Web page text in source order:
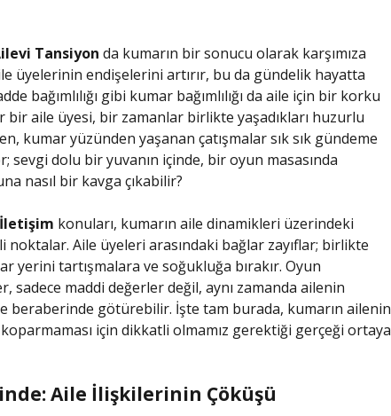
Tansiyon da kumarın bir sonucu olarak karşımıza
üyelerinin endişelerini artırır, bu da gündelik hayatta
bağımlılığı gibi kumar bağımlılığı da aile için bir korku
bir aile üyesi, bir zamanlar birlikte yaşadıkları huzurlu
kumar yüzünden yaşanan çatışmalar sık sık gündeme
sevgi dolu bir yuvanın içinde, bir oyun masasında
nasıl bir kavga çıkabilir?
konuları, kumarın aile dinamikleri üzerindeki
Aile üyeleri arasındaki bağlar zayıflar; birlikte
yerini tartışmalara ve soğukluğa bırakır. Oyun
sadece maddi değerler değil, aynı zamanda ailenin
de beraberinde götürebilir. İşte tam burada, kumarın ailenin
için dikkatli olmamız gerektiği gerçeği ortaya
Aile İlişkilerinin Çöküşü